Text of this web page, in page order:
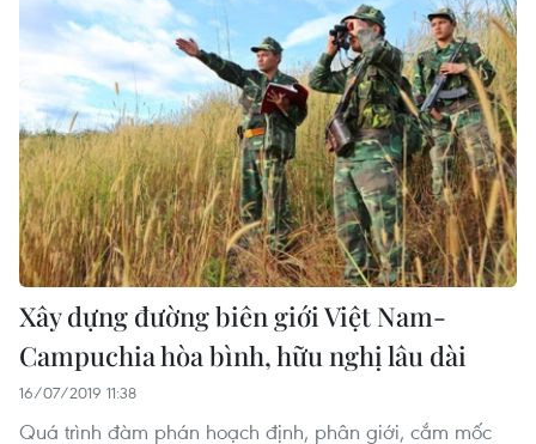
Xây dựng đường biên giới Việt Nam-
Campuchia hòa bình, hữu nghị lâu dài
16/07/2019 11:38
Quá trình đàm phán hoạch định, phân giới, cắm mốc